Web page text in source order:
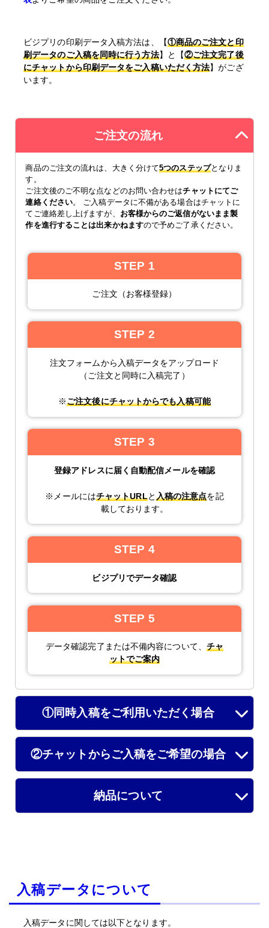
ビジプリの印刷データ入稿方法は、【①商品のご注文と印
刷データのご入稿を同時に行う方法】と【②ご注文完了後
にチャットから印刷データをご入稿いただく方法】がござ
います。
ご注文の流れ
商品のご注文の流れは、大きく分けて5つのステップとなりま
す。
ご注文後のご不明な点などのお問い合わせはチャットにてご
連絡ください。 ご入稿データに不備がある場合はチャットに
てご連絡差し上げますが、 お客様からのご返信がないまま製
作を進行することは出来かねますので予めご了承ください。
STEP 1
ご注文（お客様登録）
STEP 2
注文フォームから入稿データをアップロード
（ご注文と同時に入稿完了）
※ご注文後にチャットからでも入稿可能
STEP 3
登録アドレスに届く自動配信メールを確認
※メールにはチャットURLと入稿の注意点を記
載しております。
STEP 4
ビジプリでデータ確認
STEP 5
データ確認完了または不備内容について、 チャ
ットでご案内
①同時入稿をご利用いただく場合
②チャットからご入稿をご希望の場合
納品について
入稿データについて
入稿データに関しては以下となります。